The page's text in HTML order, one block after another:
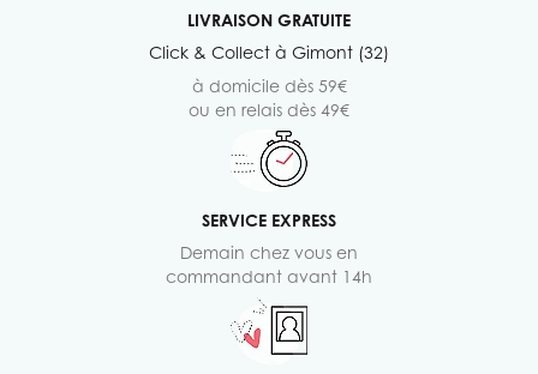
LIVRAISON GRATUITE
Click & Collect à Gimont (32)
à domicile dès 59€
ou en relais dès 49€
SERVICE EXPRESS
Demain chez vous en
commandant avant 14h